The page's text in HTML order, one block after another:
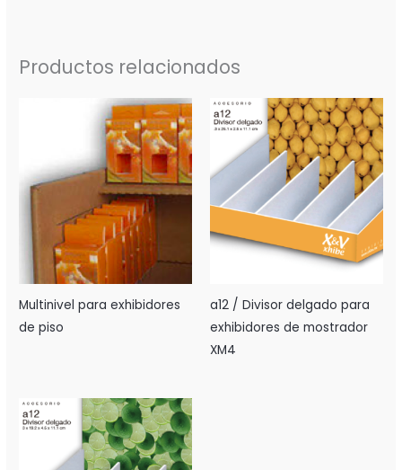
Productos relacionados
Multinivel para exhibidores
de piso
a12 / Divisor delgado para
exhibidores de mostrador
XM4